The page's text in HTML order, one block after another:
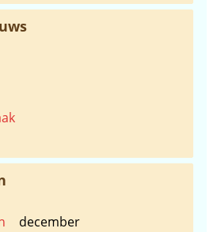
december